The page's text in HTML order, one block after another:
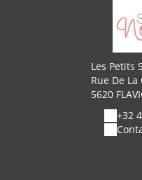
Les Petits
Rue De La
5620
+32